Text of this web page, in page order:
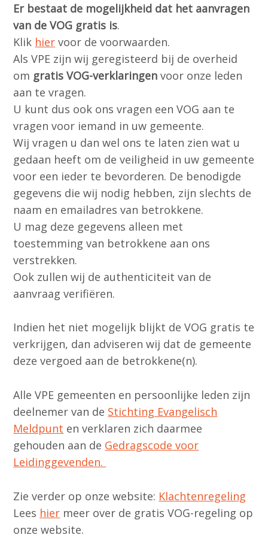
Er bestaat de mogelijkheid dat het aanvragen
van de VOG gratis is.
Klik hier voor de voorwaarden.
Als VPE zijn wij geregisteerd bij de overheid
om gratis VOG-verklaringen voor onze leden
aan te vragen.
U kunt dus ook ons vragen een VOG aan te
vragen voor iemand in uw gemeente.
Wij vragen u dan wel ons te laten zien wat u
gedaan heeft om de veiligheid in uw gemeente
voor een ieder te bevorderen. De benodigde
gegevens die wij nodig hebben, zijn slechts de
naam en emailadres van betrokkene.
U mag deze gegevens alleen met
toestemming van betrokkene aan ons
verstrekken.
Ook zullen wij de authenticiteit van de
aanvraag verifiëren.
Indien het niet mogelijk blijkt de VOG gratis te
verkrijgen, dan adviseren wij dat de gemeente
deze vergoed aan de betrokkene(n).
Alle VPE gemeenten en persoonlijke leden zijn
deelnemer van de Stichting Evangelisch
Meldpunt en verklaren zich daarmee
gehouden aan de Gedragscode voor
Leidinggevenden.
Zie verder op onze website: Klachtenregeling
Lees hier meer over de gratis VOG-regeling op
onze website.